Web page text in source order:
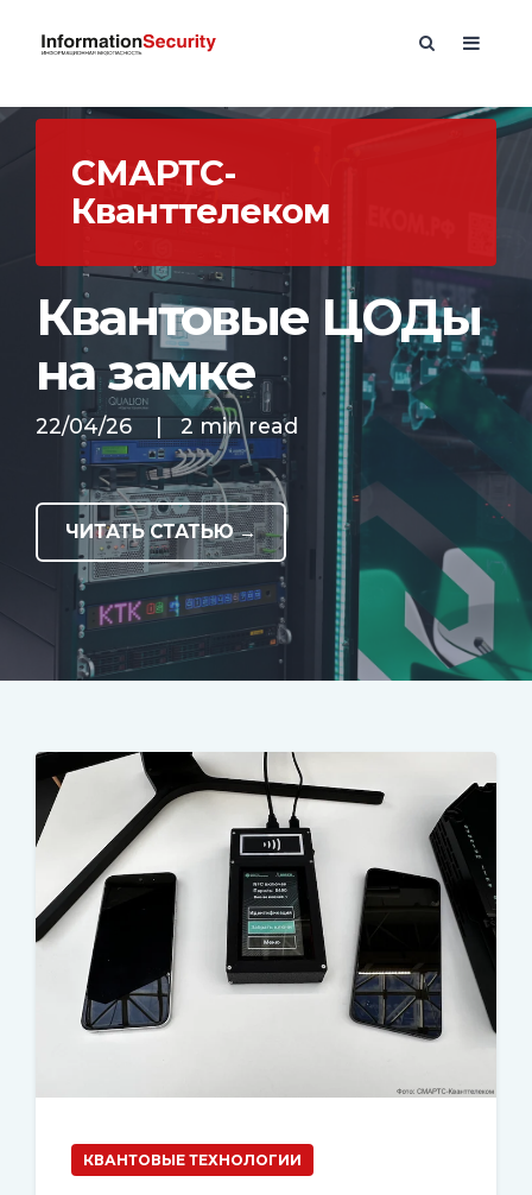
СМАРТС-
Кванттелеком
Квантовые ЦОДы
на замке
22/04/26 | 2 min read
ЧИТАТЬ СТАТЬЮ →
КВАНТОВЫЕ ТЕХНОЛОГИИ